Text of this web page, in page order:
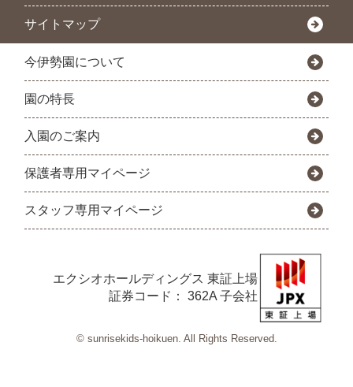
サイトマップ
今伊勢園について
園の特長
入園のご案内
保護者専用マイページ
スタッフ専用マイページ
エクシオホールディングス 東証上場
証券コード： 362A 子会社
© sunrisekids-hoikuen. All Rights Reserved.